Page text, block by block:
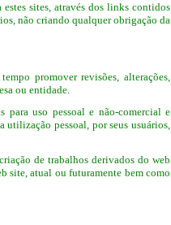
sites, através dos links contidos
não criando qualquer obrigação da
promover revisões, alterações,
ou entidade.
para uso pessoal e não-comercial e
utilização pessoal, por seus usuários,
de trabalhos derivados do web
site, atual ou futuramente bem como